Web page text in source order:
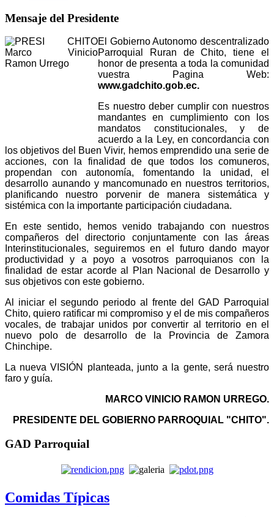
Mensaje del Presidente
El Gobierno Autonomo descentralizado
Parroquial Ruran de Chito, tiene el
honor de presenta a toda la comunidad
vuestra Pagina Web:
www.gadchito.gob.ec.
Es nuestro deber cumplir con nuestros
mandantes en cumplimiento con los
mandatos constitucionales, y de
acuerdo a la Ley, en concordancia con
los objetivos del Buen Vivir, hemos emprendido una serie de
acciones, con la finalidad de que todos los comuneros,
propendan con autonomía, fomentando la unidad, el
desarrollo aunando y mancomunado en nuestros territorios,
planificando nuestro porvenir de manera sistemática y
sistémica con la importante participación ciudadana.
En este sentido, hemos venido trabajando con nuestros
compañeros del directorio conjuntamente con las áreas
Interinstitucionales, seguiremos en el futuro dando mayor
productividad y a poyo a vosotros parroquianos con la
finalidad de estar acorde al Plan Nacional de Desarrollo y
sus objetivos con este gobierno.
Al iniciar el segundo periodo al frente del GAD Parroquial
Chito, quiero ratificar mi compromiso y el de mis compañeros
vocales, de trabajar unidos por convertir al territorio en el
nuevo polo de desarrollo de la Provincia de Zamora
Chinchipe.
La nueva VISIÓN planteada, junto a la gente, será nuestro
faro y guía.
MARCO VINICIO RAMON URREGO.
PRESIDENTE DEL GOBIERNO PARROQUIAL "CHITO".
GAD Parroquial
Comidas Típicas